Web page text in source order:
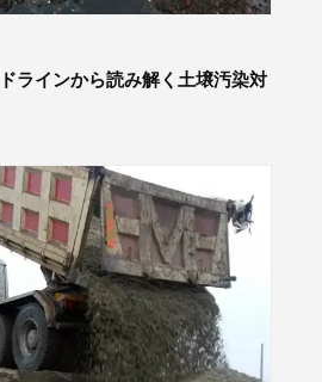
ラインから読み解く土壌汚染対